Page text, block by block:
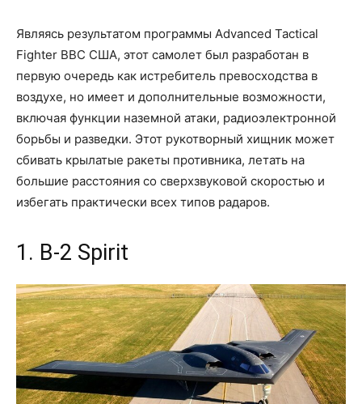
Являясь результатом программы Advanced Tactical
Fighter ВВС США, этот самолет был разработан в
первую очередь как истребитель превосходства в
воздухе, но имеет и дополнительные возможности,
включая функции наземной атаки, радиоэлектронной
борьбы и разведки. Этот рукотворный хищник может
сбивать крылатые ракеты противника, летать на
большие расстояния со сверхзвуковой скоростью и
избегать практически всех типов радаров.
1. B-2 Spirit